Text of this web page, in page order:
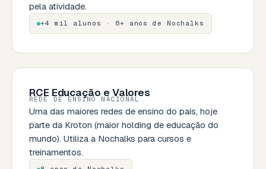
pela atividade.
+4 mil alunos · 6+ anos de Nochalks
RCE Educação e Valores
REDE DE ENSINO NACIONAL
Uma das maiores redes de ensino do país, hoje
parte da Kroton (maior holding de educação do
mundo). Utiliza a Nochalks para cursos e
treinamentos.